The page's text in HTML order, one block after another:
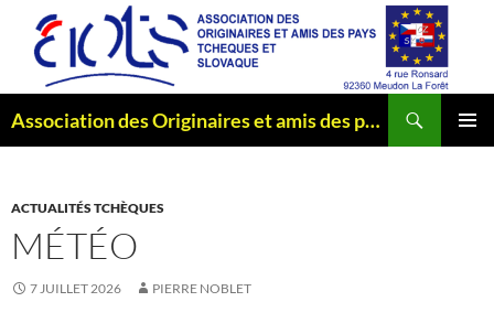
contenu
Association des Originaires et amis des pays Tchèques et Slovaque
ACTUALITÉS TCHÈQUES
MÉTÉO
7 JUILLET 2026 PIERRE NOBLET